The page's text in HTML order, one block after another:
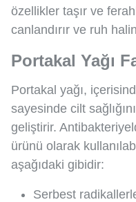
özellikler taşır ve
canlandırır ve ruh
Portakal Yağı
Portakal yağı,
sayesinde cilt
geliştirir.
ürünü olarak
aşağıdaki gibidir:
Serbest